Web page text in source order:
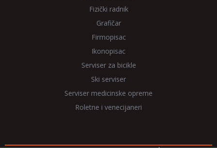
Fizički radnik
Grafičar
Firmopisac
Ikonopisac
Serviser za bicikle
Ski serviser
Serviser medicinske opreme
Roletne i venecijaneri